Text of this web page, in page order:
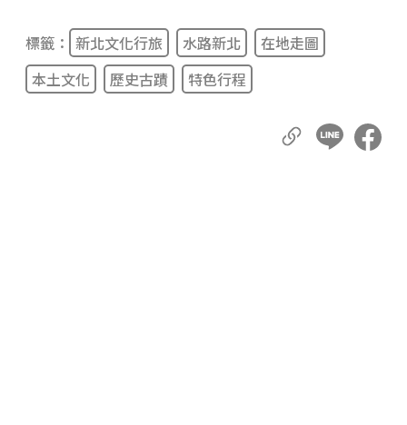
標籤： 新北文化行旅 水路新北
在地走圖
本土文化
歷史古蹟 特色行程